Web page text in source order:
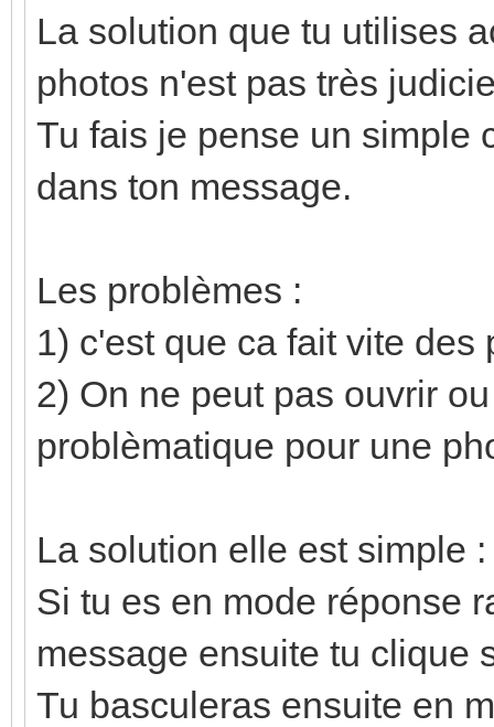
La solution que tu utilises
photos n'est pas très
Tu fais je pense un simple
dans ton message.
Les problèmes :
1) c'est que ca fait vite des
2) On ne peut pas ouvrir
problèmatique pour une
La solution elle est simple :
Si tu es en mode réponse
message ensuite tu clique
Tu basculeras ensuite en